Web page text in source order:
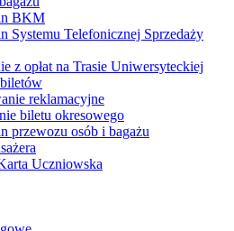
BKM
Systemu Telefonicznej Sprzedaży
z opłat na Trasie Uniwersyteckiej
reklamacyjne
biletu okresowego
przewozu osób i bagażu
Uczniowska